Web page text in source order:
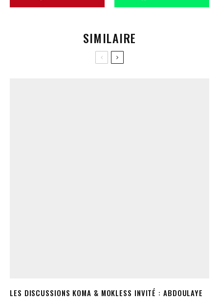
SIMILAIRE
LES DISCUSSIONS KOMA & MOKLESS INVITÉ : ABDOULAYE